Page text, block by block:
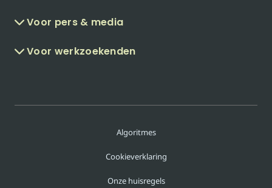
Voor pers & media
Voor werkzoekenden
Algoritmes
Cookieverklaring
Onze huisregels